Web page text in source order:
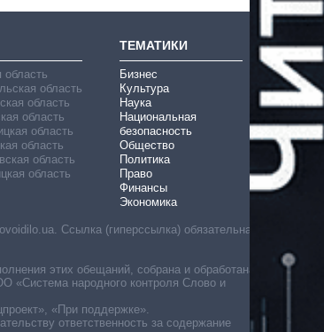
область
область
область
область
область
область
область
область
ТЕМАТИКИ
Бизнес
Культура
Наука
Национальная
безопасность
Общество
Политика
Право
Финансы
Экономика
Ссылка (гиперссылка) обязательна
этих обещаний, собрана и обработана
народного контроля Слово и
«При поддержке».
ответственность за содержание